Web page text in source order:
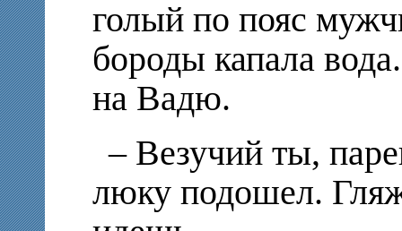
голый по пояс
бороды капала
на Вадю.
– Везучий ты,
люку подошел.